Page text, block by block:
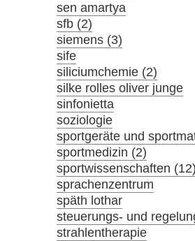
sen amartya
sfb (2)
siemens (3)
sife
siliciumchemie (2)
silke rolles oliver junge
sinfonietta
soziologie
sportgeräte und
sportmedizin (2)
sportwissenschaften
sprachenzentrum
späth lothar
steuerungs- und
strahlentherapie